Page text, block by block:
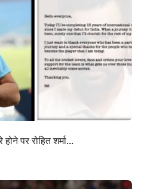
पर रोहित शर्मा...